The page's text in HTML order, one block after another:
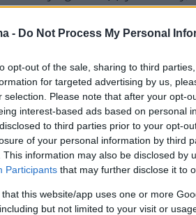
- Do Not Process My Personal
opt-out of the sale, sharing to third
for targeted advertising by us,
selection. Please note that after your opt-
interest-based ads based on personal
to third parties prior to your opt-
of your personal information by third
This information may also be disclosed by
Participants that may further disclose it to
that this website/app uses one or more
but not limited to your visit or
τα πάντα όμως
δήλωσε η Ράιντερ
αν και διευκρίνισε ότι το να
μπορεί να μην είναι για
πολλά ακροβατικά.